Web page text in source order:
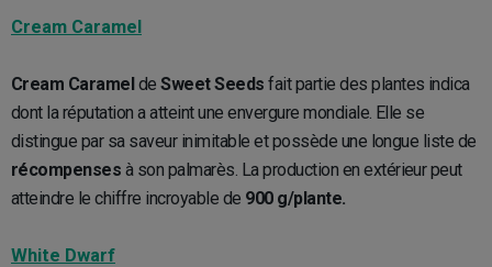
Cream Caramel
Cream CarameldeSweet Seeds fait partie des plantes indica
dont la réputation a atteint une envergure mondiale. Elle se
distingue par sa saveur inimitable et possède une longue liste de
récompenses à son palmarès. La production en extérieur peut
atteindre le chiffre incroyable de 900 g/plante.
White Dwarf